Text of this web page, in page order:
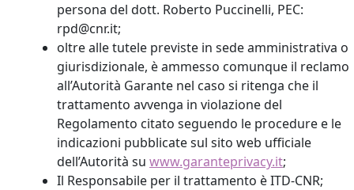
persona del dott. Roberto Puccinelli, PEC:
rpd@cnr.it;
oltre alle tutele previste in sede amministrativa o
giurisdizionale, è ammesso comunque il reclamo
all’Autorità Garante nel caso si ritenga che il
trattamento avvenga in violazione del
Regolamento citato seguendo le procedure e le
indicazioni pubblicate sul sito web ufficiale
dell’Autorità su www.garanteprivacy.it;
Il Responsabile per il trattamento è ITD-CNR;